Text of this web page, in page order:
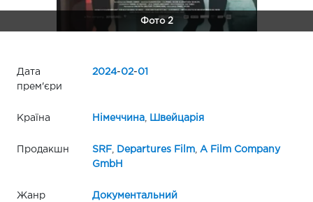
Фото 2
Дата
прем'єри
2024-02-01
Країна Німеччина, Швейцарія
Продакшн SRF, Departures Film,
A Film Company
GmbH
Жанр Документальний